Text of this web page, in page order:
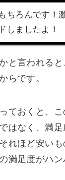
もちろんです！
ドしましたよ！
と言われる
らです。
ておくと、こ
はなく、満足
れほど安い
満足度がハン